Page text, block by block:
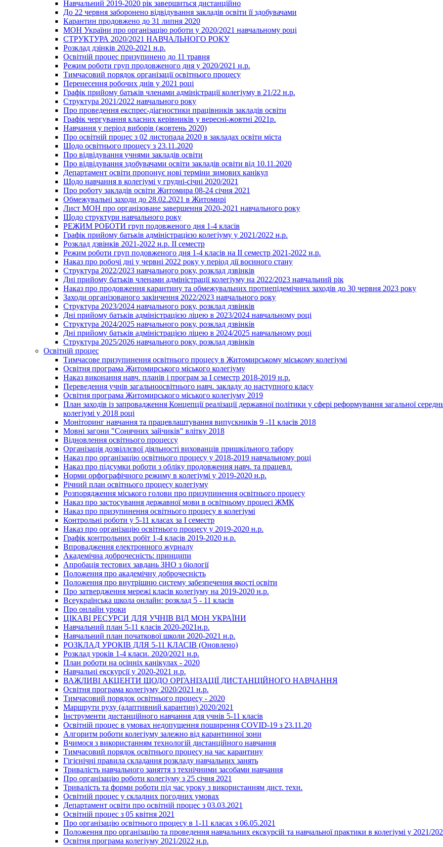
Навчальний 2019-2020 рік завершиться дистанційно
До 22 червня заборонено відвідування закладів освіти її здобувачами
Карантин продовжено до 31 липня 2020
МОН України про організацію роботи у 2020/2021 навчальному році
СТРУКТУРА 2020/2021 НАВЧАЛЬНОГО РОКУ
Розклад дзінків 2020-2021 н.р.
Освітній процес призупинено до 11 травня
Режим роботи груп продовженого дня у 2020/2021 н.р.
Тимчасовий порядок організації освітнього процесу
Перенесення робочих днів у 2021 році
Графік прийому батьків членами адміністрації колегіуму в 21/22 н.р.
Структура 2021/2022 навчального року
Про проведення експрес-діагностики працівників закладів освіти
Графік чергування класних керівників у вересні-жовтні 2021р.
Навчання у період виборів (жовтень 2020)
Про освітній процес з 02 листопада 2020 в закладах освіти міста
Щодо освітнього процесу з 23.11.2020
Про відвідування учнями закладів освіти
Про відвідування здобувачами освіти закладів освіти від 10.11.2020
Департамент освіти пропонує нові терміни зимових канікул
Щодо навчання в колегіумі у грудні-січні 2020/2021
Про роботу закладів освіти Житомира 08-24 січня 2021
Обмежувальні заходи до 28.02.2021 в Житомирі
Лист МОН про організоване завершення 2020-2021 навчального року
Щодо структури навчального року
РЕЖИМ РОБОТИ груп подовженого дня 1-4 класів
Графік прийому батьків адміністрацією колегіуму у 2021/2022 н.р.
Розклад дзвінків 2021-2022 н.р. ІІ семестр
Режим роботи груп подовженого дня 1-4 класів на ІІ семестр 2021-2022 н.р.
Наказ про робочі дні у червні 2022 року у період дії воєнного стану
Структура 2022/2023 навчального року, розклад дзвінків
Дні прийому батьків членами адміністрації колегіуму на 2022/2023 навчальний рік
Наказ про продовження карантину та обмежувальних протиепідемічних заходів до 30 червня 2023 року
Заходи організованого закінчення 2022/2023 навчального року
Структура 2023/2024 навчального року, розклад дзвінків
Дні прийому батьків адміністрацією ліцею в 2023/2024 навчальному році
Структура 2024/2025 навчального року, розклад дзвінків
Дні прийому батьків адміністрацією ліцею в 2024/2025 навчальному році
Структура 2025/2026 навчального року, розклад дзвінків
Освітній процес
Тимчасове призупинення освітнього процесу в Житомирському міському колегіумі
Освітня програма Житомирського міського колегіуму
Наказ виконання навч. планів і програм за І семестр 2018-2019 н.р.
Переведення учнів загальноосвітнього навч. закладу до наступного класу
Освітня програма Житомирського міського колегіуму 2019
План заходів із запровадження Концепції реалізації державної політики у сфері реформування загальної
колегіумі у 2018 році
Моніторинг навчання та працевлаштування випускників 9 -11 класів 2018
Мовні загони "Сонячних зайчиків" влітку 2018
Відновлення освітнього процессу
Організація дозвіллєвої діяльності вихованців пришкільного табору
Наказ про організацію освітнього процесу у 2018-2019 навчальному році
Наказ про підсумки роботи з обліку продовження навч. та працевл.
Норми орфографічного режиму в колегіумі у 2019-2020 н.р.
Річний план освітнього процесу колегіуму
Розпорядження міського голови про призупинення освітнього процесу
Наказ про застосування державної мови в освітньому процесі ЖМК
Наказ про призупинення освітнього процесу в колегіумі
Контрольні роботи у 5-11 класах за І семестр
Наказ про організацію освітнього процесу у 2019-2020 н.р.
Графік контрольних робіт 1-4 класів 2019-2020 н.р.
Впровадження електронного журналу
Академічна доброчесність: принципи
Апробація тестових завдань ЗНО з біології
Положення про академічну доброчесність
Положення про внутрішню систему забезпечення якості освіти
Про затвердження мережі класів колегіуму на 2019-2020 н.р.
Всеукраїнська школа онлайн: розклад 5 - 11 класів
Про онлайн уроки
ЦІКАВІ РЕСУРСИ ДЛЯ УЧНІВ ВІД МОН УКРАЇНИ
Навчальний план 5-11 класів 2020-2021н.р.
Навчальний план початкової школи 2020-2021 н.р.
РОЗКЛАД УРОКІВ ДЛЯ 5-11 КЛАСІВ (Оновлено)
Розклад уроків 1-4 класи. 2020/2021 н.р.
План роботи на осінніх канікулах - 2020
Навчальні екскурсії у 2020-2021 н.р.
ВАЖЛИВІ АКЦЕНТИ ЩОДО ОРГАНІЗАЦІЇ ДИСТАНЦІЙНОГО НАВЧАННЯ
Освітня програма колегіуму 2020/2021 н.р.
Тимчасовий порядок освітнього процесу - 2020
Маршрути руху (адаптивний карантин) 2020/2021
Інструменти дистанційного навчання для учнів 5-11 класів
Освітній процес в умовах недопущення поширення COVID-19 з 23.11.20
Алгоритм роботи колегіуму залежно від карантинної зони
Вчимося з використанням технологій дистанційного навчання
Тимчасовий порядок освітнього процесу на час карантину
Гігієнічні правила складання розкладу навчальних занять
Тривалість навчального заняття з технічними засобами навчання
Про організацію роботи колегіуму з 25 січня 2021
Тривалість та форми роботи під час уроку з використанням дист. техн.
Освітній процес у складних погодних умовах
Департамент освіти про освітній процес з 03.03.2021
Освітній процес з 05 квітня 2021
Про організацію освітнього процесу в 1-11 класах з 06.05.2021
Положення про організацію та проведення навчальних екскурсій та навчальної практики в колегіумі у 2021/
Освітня програма колегіуму 2021/2022 н.р.